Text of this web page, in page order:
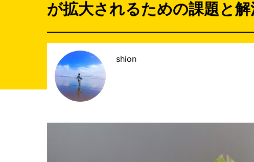
が拡大されるための課題と解
shion